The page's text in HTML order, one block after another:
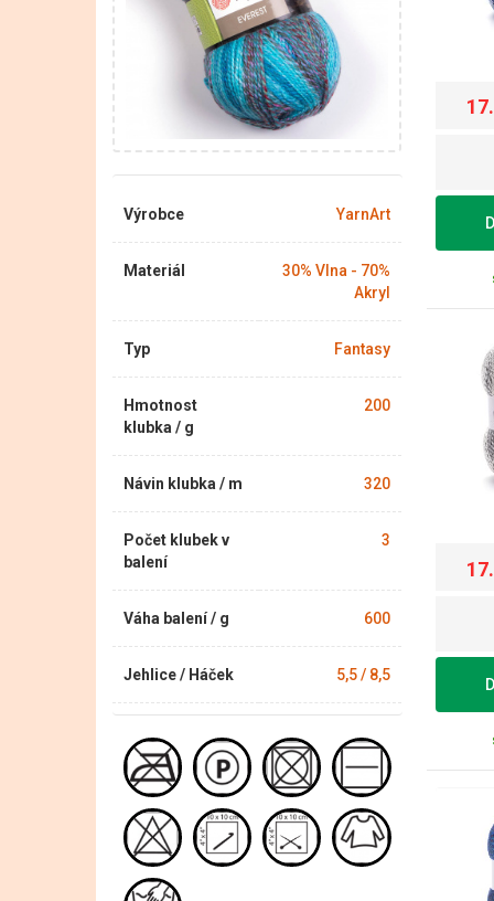
Výrobce YarnArt
Materiál
30% Vlna - 70%
Akryl
Typ Fantasy
Hmotnost
klubka / g
200
Návin klubka / m 320
Počet klubek v
balení
3
Váha balení / g 600
Jehlice / Háček 5,5 / 8,5